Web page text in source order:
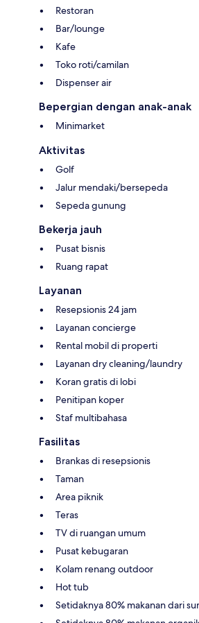
Restoran
Bar/lounge
Kafe
Toko roti/camilan
Dispenser air
Bepergian dengan anak-anak
Minimarket
Aktivitas
Golf
Jalur mendaki/bersepeda
Sepeda gunung
Bekerja jauh
Pusat bisnis
Ruang rapat
Layanan
Resepsionis 24 jam
Layanan concierge
Rental mobil di properti
Layanan dry cleaning/laundry
Koran gratis di lobi
Penitipan koper
Staf multibahasa
Fasilitas
Brankas di resepsionis
Taman
Area piknik
Teras
TV di ruangan umum
Pusat kebugaran
Kolam renang outdoor
Hot tub
Setidaknya 80% makanan dari